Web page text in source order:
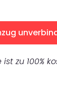
zu 100%